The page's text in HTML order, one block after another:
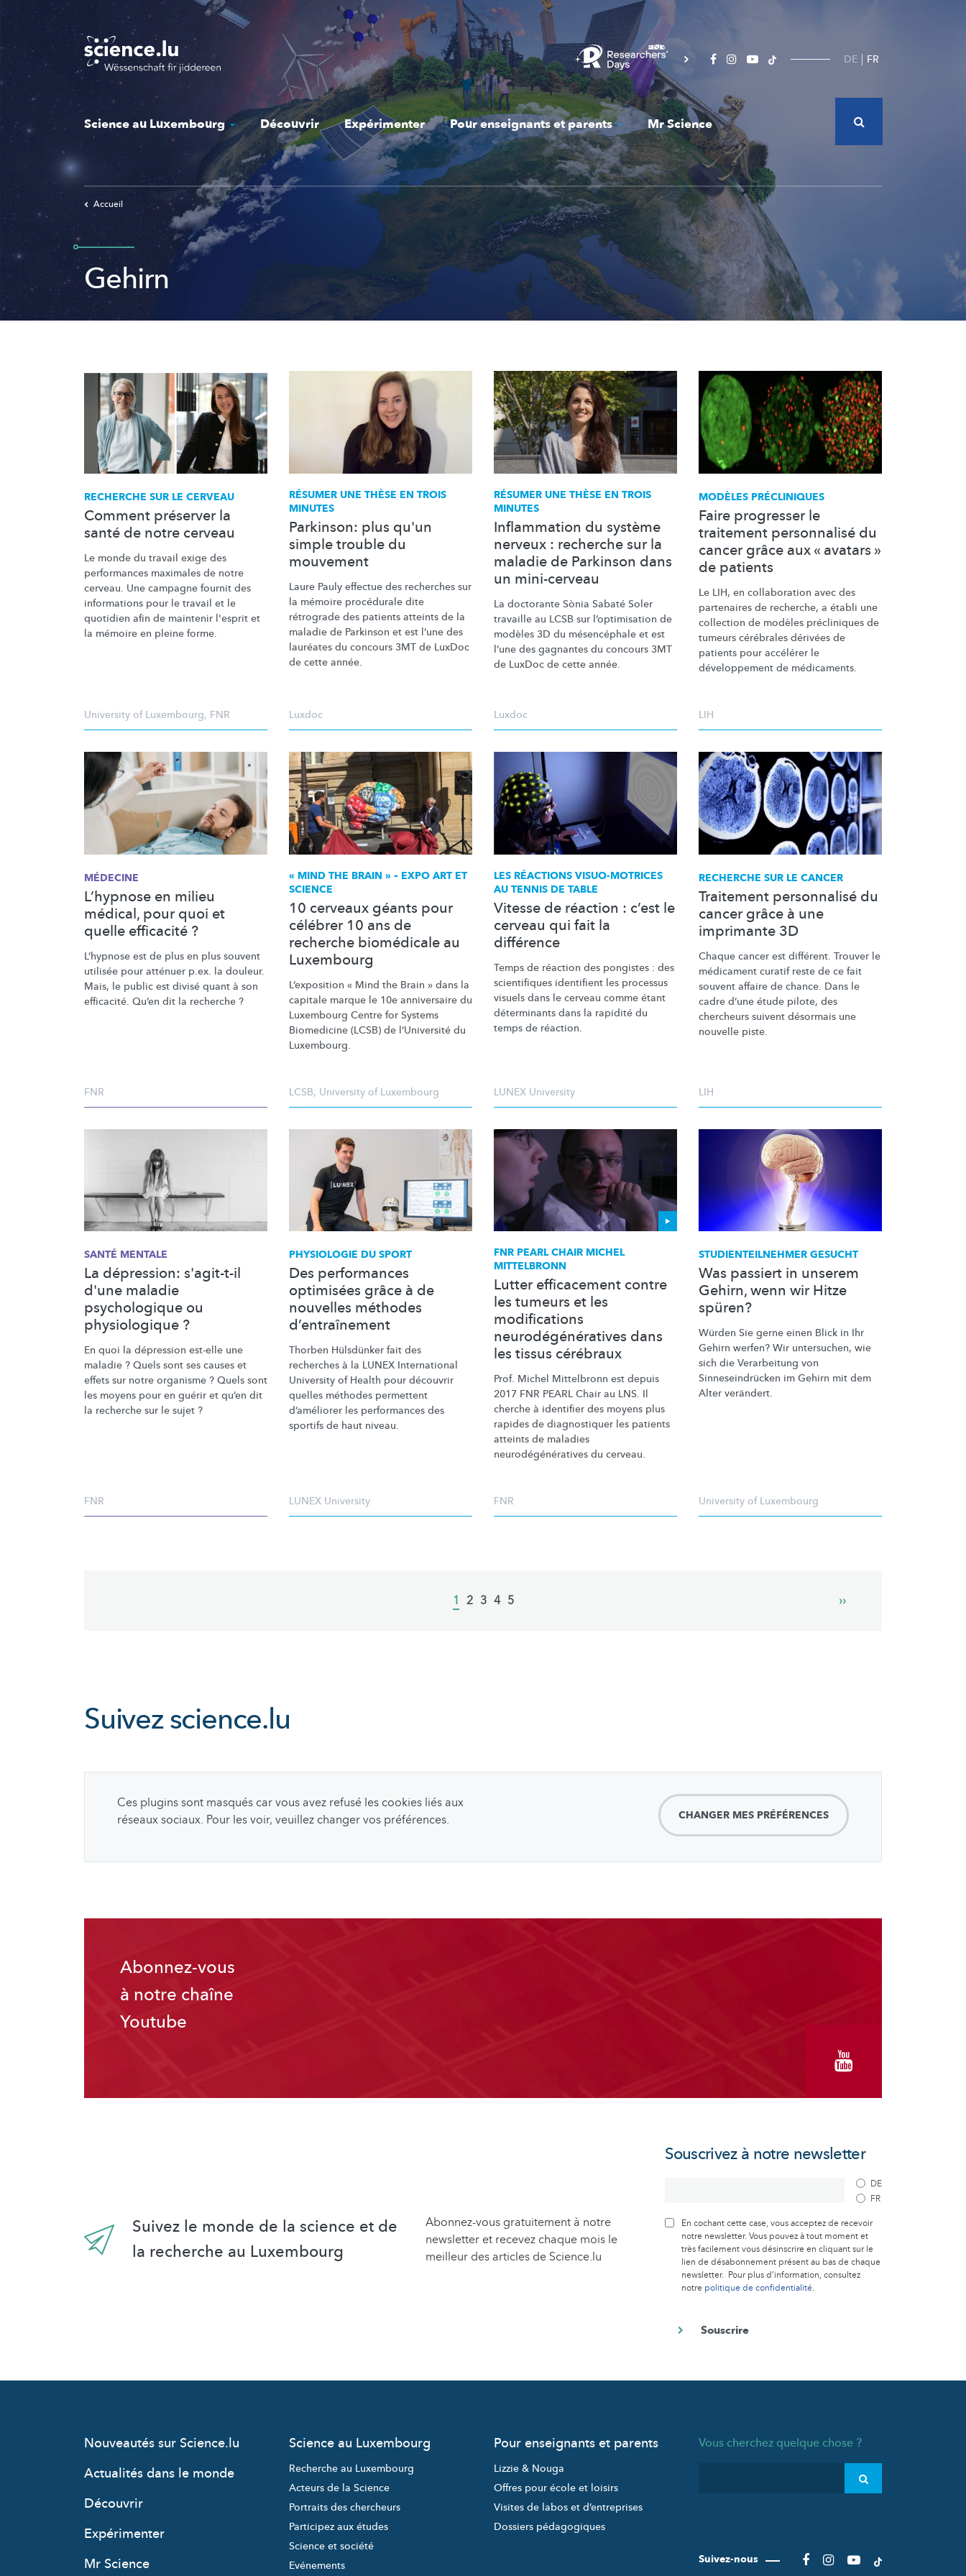
Skip
to
main
content
DE FR
Science au Luxembourg Découvrir Expérimenter Pour enseignants et parents Mr Science
Accueil
Gehirn
RECHERCHE SUR LE CERVEAU
Comment préserver la
santé de notre cerveau
Le monde du travail exige des
performances maximales de notre
cerveau. Une campagne fournit des
informations pour le travail et le
quotidien afin de maintenir l'esprit et
la mémoire en pleine forme.
University of Luxembourg, FNR
RÉSUMER UNE THÈSE EN TROIS
MINUTES
Parkinson: plus qu'un
simple trouble du
mouvement
Laure Pauly effectue des recherches sur
la mémoire procédurale dite
rétrograde des patients atteints de la
maladie de Parkinson et est l’une des
lauréates du concours 3MT de LuxDoc
de cette année.
Luxdoc
RÉSUMER UNE THÈSE EN TROIS
MINUTES
Inflammation du système
nerveux : recherche sur la
maladie de Parkinson dans
un mini-cerveau
La doctorante Sònia Sabaté Soler
travaille au LCSB sur l’optimisation de
modèles 3D du mésencéphale et est
l’une des gagnantes du concours 3MT
de LuxDoc de cette année.
Luxdoc
MODÈLES PRÉCLINIQUES
Faire progresser le
traitement personnalisé du
cancer grâce aux « avatars »
de patients
Le LIH, en collaboration avec des
partenaires de recherche, a établi une
collection de modèles précliniques de
tumeurs cérébrales dérivées de
patients pour accélérer le
développement de médicaments.
LIH
MÉDECINE
L’hypnose en milieu
médical, pour quoi et
quelle efficacité ?
L’hypnose est de plus en plus souvent
utilisée pour atténuer p.ex. la douleur.
Mais, le public est divisé quant à son
efficacité. Qu’en dit la recherche ?
FNR
« MIND THE BRAIN » – EXPO ART ET
SCIENCE
10 cerveaux géants pour
célébrer 10 ans de
recherche biomédicale au
Luxembourg
L’exposition « Mind the Brain » dans la
capitale marque le 10e anniversaire du
Luxembourg Centre for Systems
Biomedicine (LCSB) de l’Université du
Luxembourg.
LCSB, University of Luxembourg
LES RÉACTIONS VISUO-MOTRICES
AU TENNIS DE TABLE
Vitesse de réaction : c’est le
cerveau qui fait la
différence
Temps de réaction des pongistes : des
scientifiques identifient les processus
visuels dans le cerveau comme étant
déterminants dans la rapidité du
temps de réaction.
LUNEX University
RECHERCHE SUR LE CANCER
Traitement personnalisé du
cancer grâce à une
imprimante 3D
Chaque cancer est différent. Trouver le
médicament curatif reste de ce fait
souvent affaire de chance. Dans le
cadre d’une étude pilote, des
chercheurs suivent désormais une
nouvelle piste.
LIH
SANTÉ MENTALE
La dépression: s'agit-t-il
d'une maladie
psychologique ou
physiologique ?
En quoi la dépression est-elle une
maladie ? Quels sont ses causes et
effets sur notre organisme ? Quels sont
les moyens pour en guérir et qu’en dit
la recherche sur le sujet ?
FNR
PHYSIOLOGIE DU SPORT
Des performances
optimisées grâce à de
nouvelles méthodes
d’entraînement
Thorben Hülsdünker fait des
recherches à la LUNEX International
University of Health pour découvrir
quelles méthodes permettent
d’améliorer les performances des
sportifs de haut niveau.
LUNEX University
FNR PEARL CHAIR MICHEL
MITTELBRONN
Lutter efficacement contre
les tumeurs et les
modifications
neurodégénératives dans
les tissus cérébraux
Prof. Michel Mittelbronn est depuis
2017 FNR PEARL Chair au LNS. Il
cherche à identifier des moyens plus
rapides de diagnostiquer les patients
atteints de maladies
neurodégénératives du cerveau.
FNR
STUDIENTEILNEHMER GESUCHT
Was passiert in unserem
Gehirn, wenn wir Hitze
spüren?
Würden Sie gerne einen Blick in Ihr
Gehirn werfen? Wir untersuchen, wie
sich die Verarbeitung von
Sinneseindrücken im Gehirn mit dem
Alter verändert.
University of Luxembourg
Current
1 Page
2 Page
3 Page
4 Page
5
Next
››
Suivezscience.lu
Ces plugins sont masqués car vous avez refusé les cookies liés aux
réseaux sociaux. Pour les voir, veuillez changer vos préférences.
CHANGER MES PRÉFÉRENCES
Abonnez-vous
à notre chaîne
Youtube
Suivez le monde de la science et de
la recherche au Luxembourg
Abonnez-vous gratuitement à notre
newsletter et recevez chaque mois le
meilleur des articles de Science.lu
Souscrivez à notre newsletter
DE
FR
En cochant cette case, vous acceptez de recevoir
notre newsletter. Vous pouvez à tout moment et
très facilement vous désinscrire en cliquant sur le
lien de désabonnement présent au bas de chaque
newsletter. Pour plus d’information, consultez
notre politique de confidentialité.
Nouveautés sur Science.lu
Actualités dans le monde
Découvrir
Expérimenter
Mr Science
Science au Luxembourg
Recherche au Luxembourg
Acteurs de la Science
Portraits des chercheurs
Participez aux études
Science et société
Evénements
Pour enseignants et parents
Lizzie & Nouga
Offres pour école et loisirs
Visites de labos et d’entreprises
Dossiers pédagogiques
Vous cherchez quelque chose ?
Suivez-nous